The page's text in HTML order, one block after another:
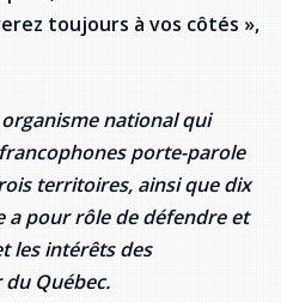
toujours à vos côtés »,
organisme national qui
porte-parole
territoires, ainsi que dix
a pour rôle de défendre et
les intérêts des
Québec.